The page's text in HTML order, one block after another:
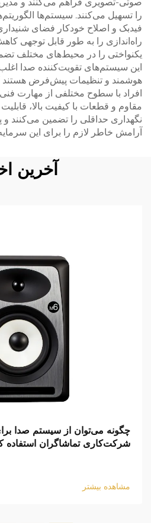
را تسهیل می‌کنند. سیستم‌ها
فیدبک و اصلاح خودکار فضای
راه‌اندازی را به طور قابل توجهی
یکنواختی را در محیط‌های مختلف
این سیستم‌های تقویت‌کننده صدا
هوشمند و تنظیمات پیش‌فرض هستند که
افراد با سطوح مختلفی از مهارت
مقاوم و قطعات با کیفیت بالا،
نگهداری حداقلی را تضمین می‌کنند و
آرامش خاطر لازم را برای این
آخرین
چگونه می‌توان از سیستم صدا
شرکت‌کاری تماشاگران استفاده
مشاهده بیشتر